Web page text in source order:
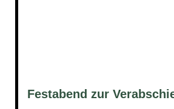
Festabend zur